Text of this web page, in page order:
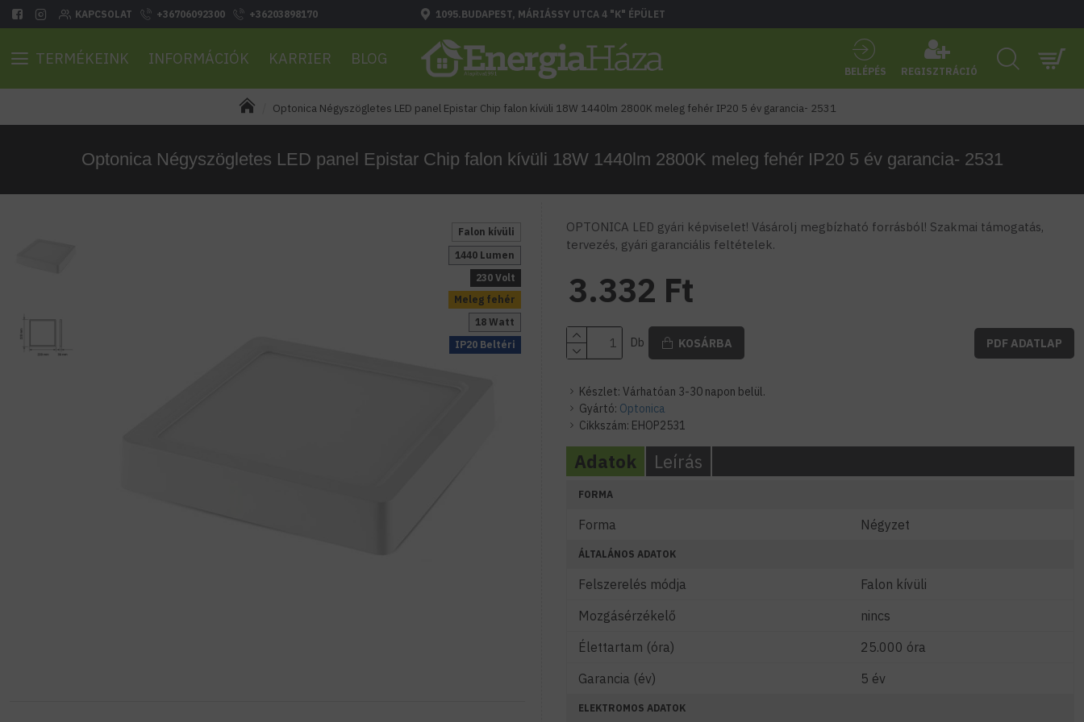
KAPCSOLAT +36706092300 +36203898170 1095.BUDAPEST, MÁRIÁSSY UTCA 4 "K" ÉPÜLET
TERMÉKEINK INFORMÁCIÓK KARRIER BLOG
BELÉPÉS REGISZTRÁCIÓ
Optonica Négyszögletes LED panel Epistar Chip falon kívüli 18W 1440lm 2800K meleg fehér IP20 5 év garancia- 2531
Optonica Négyszögletes LED panel Epistar Chip falon kívüli 18W 1440lm 2800K meleg fehér IP20 5 év garancia- 2531
Meleg fehér
Falon kívüli
IP20 Beltéri
18 Watt
1440 Lumen
230 Volt
OPTONICA LED gyári képviselet! Vásárolj megbízható forrásból! Szakmai támogatás,
tervezés, gyári garanciális feltételek.
Készlet: Várhatóan 3-30 napon belül.
Gyártó: Optonica
Cikkszám: EHOP2531
3.332 Ft
Db KOSÁRBA PDF ADATLAP
Adatok Leírás
FORMA
Forma Négyzet
ÁLTALÁNOS ADATOK
Felszerelés módja
Falon kívüli
Mozgásérzékelő
nincs
Élettartam (óra)
25.000 óra
Garancia (év)
5 év
ELEKTROMOS ADATOK